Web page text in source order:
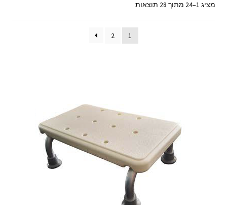
מציג 1–24 מתוך 28 תוצאות
ממוין
מחיר:
מהזול
1
2